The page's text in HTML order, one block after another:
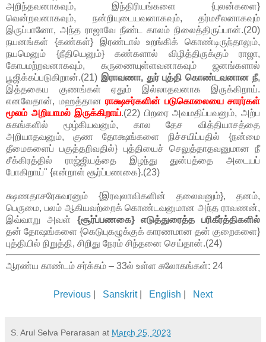
அறிந்தவனாகவும், இந்திரியங்களை {புலன்களை}
வென்றவனாகவும், நன்றியுடையவனாகவும், தர்மசீலனாகவும்
இருப்பானோ, அந்த ராஜாவே நீண்ட காலம் நிலைத்திருப்பான்.(20)
நயனங்கள் {கண்கள்} இரண்டால் உறங்கிக் கொண்டிருந்தாலும்,
நயமெனும் {நீதியெனும்} கண்களால் விழித்திருக்கும் ராஜா,
கோபமற்றவனாகவும், கருணையுள்ளவனாகவும் ஜனங்களால்
பூஜிக்கப்படுகிறான்.(21) இராவணா, துர் புத்தி கொண்டவனான நீ,
இத்தகைய குணங்கள் ஏதும் இல்லாதவனாக இருக்கிறாய்.
எனவேதான், மஹத்தான ராக்ஷசர்களின் படுகொலையை சாரர்கள்
மூலம் அறியாமல் இருக்கிறாய்.(22) பிறரை அவமதிப்பவனும், அற்ப
சுகங்களில் மூழ்கியவனும், கால தேச வித்தியாசத்தை
அறியாதவனும், குண தோக்ஷங்களை நிச்சயிப்பதில் {நன்மை
தீமைகளைப் பகுத்தறிவதில்} புத்தியைச் செலுத்தாதவனுமான நீ
சீக்கிரத்தில் ராஜ்ஜியத்தை இழந்து துன்பத்தை அடையப்
போகிறாய்" {என்றாள் சூர்ப்பணகை}.(23)
க்ஷணதாசரேசுவரனும் {இரவுலாவிகளின் தலைவனும்}, தனம்,
பெருமை, பலம் ஆகியவற்றைக் கொண்டவனுமான அந்த ராவணன்,
இவ்வாறு அவள் {சூர்ப்பணகை} எடுத்துரைத்த பரிகீர்த்திகளில்
தன் தோஷங்களை {கெடுபுகழுக்குக் காரணமான தன் குறைகளை}
புத்தியில் நிறுத்தி, சிறிது நேரம் சிந்தனை செய்தான்.(24)
ஆரண்ய காண்டம் சர்க்கம் – 33ல் உள்ள சுலோகங்கள்: 24
Previous Sanskrit| English Next
S. Arul Selva Perarasan at March 25, 2023